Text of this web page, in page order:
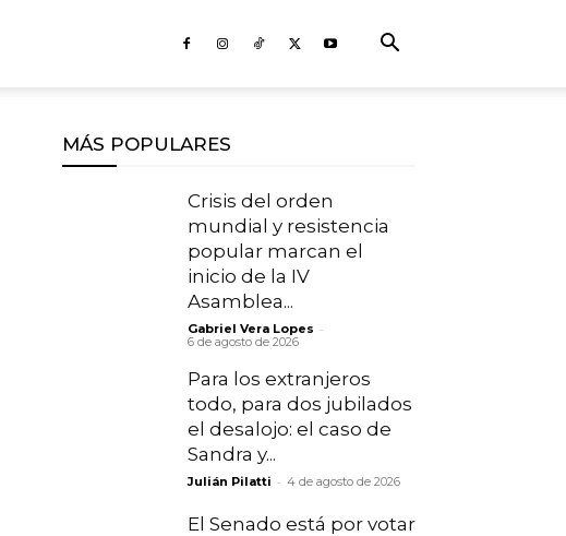
MÁS POPULARES
Crisis del orden
mundial y resistencia
popular marcan el
inicio de la IV
Asamblea...
Gabriel Vera Lopes -
6 de agosto de 2026
Para los extranjeros
todo, para dos jubilados
el desalojo: el caso de
Sandra y...
Julián Pilatti - 4 de agosto de 2026
El Senado está por votar